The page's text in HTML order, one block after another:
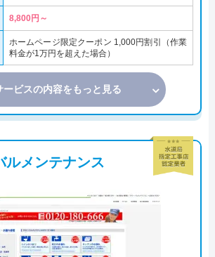
8,800円～
ホームページ限定クーポン 1,000円割引（作業
料金が1万円を超えた場合）
ービスの内容をもっと見る
ルメンテナンス